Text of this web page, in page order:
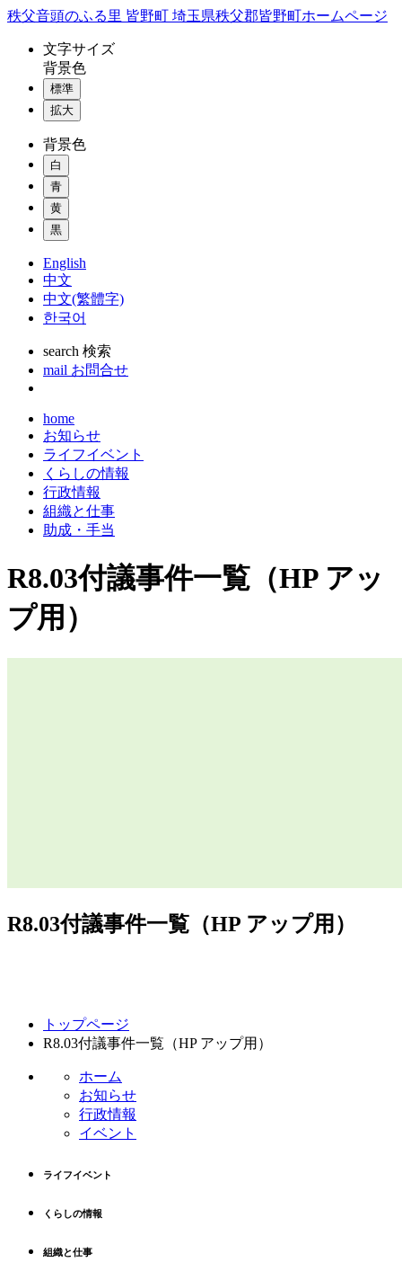
コ
秩父音頭のふる里 皆野町 埼玉県秩父郡皆野町ホームページ
文字サイズ
背景色
標準
拡大
背景色
白
青
黄
黒
English
中文
中文(繁體字)
한국어
search 検索
mail お問合せ
home
お知らせ
ライフイベント
くらしの情報
行政情報
組織と仕事
助成・手当
R8.03付議事件一覧（HP アッ
プ用）
R8.03付議事件一覧（HP アップ用）
トップページ
R8.03付議事件一覧（HP アップ用）
ホーム
お知らせ
行政情報
イベント
ライフイベント
くらしの情報
組織と仕事